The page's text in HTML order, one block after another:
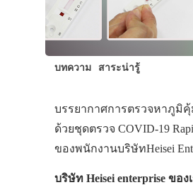
บทความ สาระน่ารู้
บรรยากาศการตรวจหาภูมิ
ด้วยชุดตรวจ COVID-19
ของพนักงานบริษัทHeisei
บริษัท Heisei enterprise ขอ